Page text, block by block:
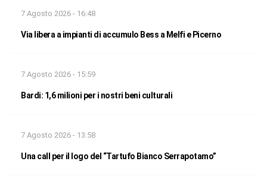
7 Agosto 2026 - 16:48
Via libera a impianti di accumulo Bess a Melfi e Picerno
7 Agosto 2026 - 15:59
Bardi: 1,6 milioni per i nostri beni culturali
7 Agosto 2026 - 13:58
Una call per il logo del “Tartufo Bianco Serrapotamo”